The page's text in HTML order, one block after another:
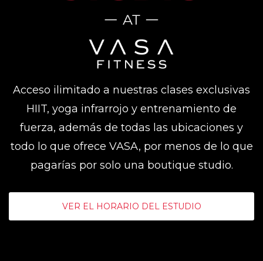
Acceso ilimitado a nuestras clases exclusivas
HIIT, yoga infrarrojo y entrenamiento de
fuerza, además de todas las ubicaciones y
todo lo que ofrece VASA, por menos de lo que
pagarías por solo una boutique studio.
VER EL HORARIO DEL ESTUDIO